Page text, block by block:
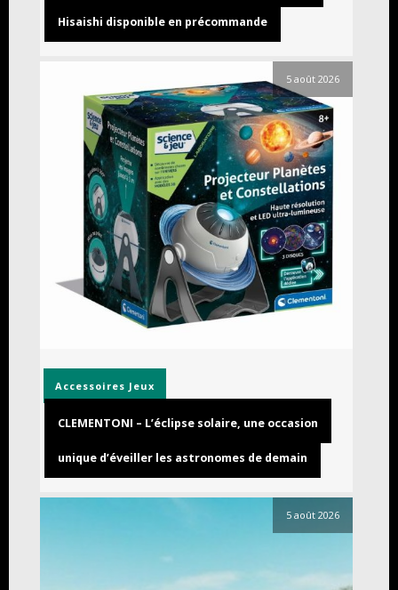
Hisaishi disponible en précommande
5 août 2026
Accessoires Jeux
CLEMENTONI – L’éclipse solaire, une occasion
unique d’éveiller les astronomes de demain
5 août 2026